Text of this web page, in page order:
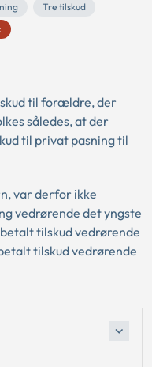
Tre tilskud
til forældre, der
således, at der
til privat pasning til
var derfor ikke
vedrørende det yngste
tilskud vedrørende
tilskud vedrørende